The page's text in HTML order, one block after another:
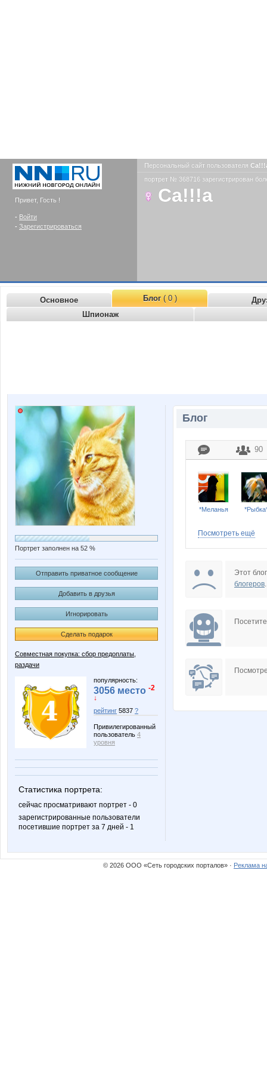
Привет, Гость !
- Войти
- Зарегистрироваться
Персональный сайт пользователя
портрет № 368716 зарегистрирован
Ca!!!a
Основное Блог( 0 )
Шпионаж
Портрет заполнен на 52 %
Отправить приватное сообщение
Добавить в друзья
Игнорировать
Сделать подарок
Совместная покупка: сбор предоплаты,
раздачи
популярность:
3056 место -2
↓
рейтинг 5837 ?
Привилегированный
пользователь 4
уровня
Статистика портрета:
сейчас просматривают портрет - 0
зарегистрированные пользователи
посетившие портрет за 7 дней - 1
Блог
90
*Меланья
KissNet
Mgcv
Посмотреть ещё
Этот
блогеров.
© 2026 ООО «Сеть городских порталов» · Реклама